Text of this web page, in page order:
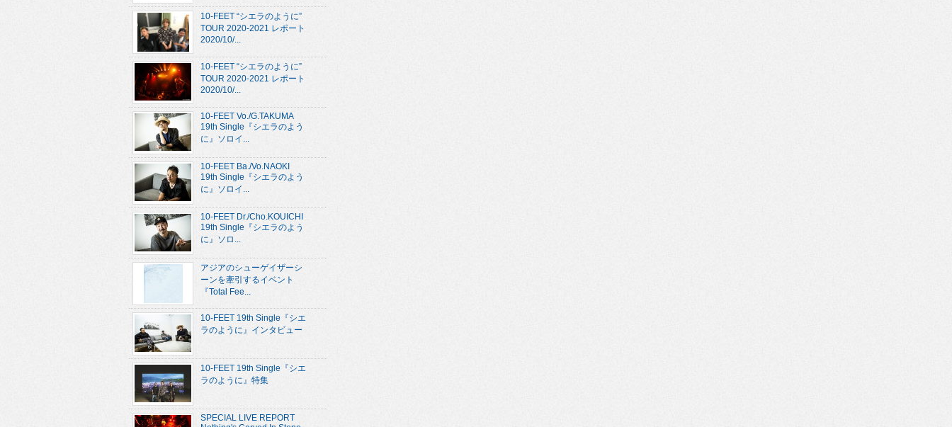
10-FEET “シエラのように”
TOUR 2020-2021 レポート
2020/10/...
10-FEET “シエラのように”
TOUR 2020-2021 レポート
2020/10/...
10-FEET Vo./G.TAKUMA
19th Single『シエラのよう
に』ソロイ...
10-FEET Ba./Vo.NAOKI
19th Single『シエラのよう
に』ソロイ...
10-FEET Dr./Cho.KOUICHI
19th Single『シエラのよう
に』ソロ...
アジアのシューゲイザーシ
ーンを牽引するイベント
『Total Fee...
10-FEET 19th Single『シエ
ラのように』インタビュー
10-FEET 19th Single『シエ
ラのように』特集
SPECIAL LIVE REPORT